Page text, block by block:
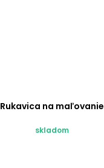
Rukavica na maľovanie
skladom